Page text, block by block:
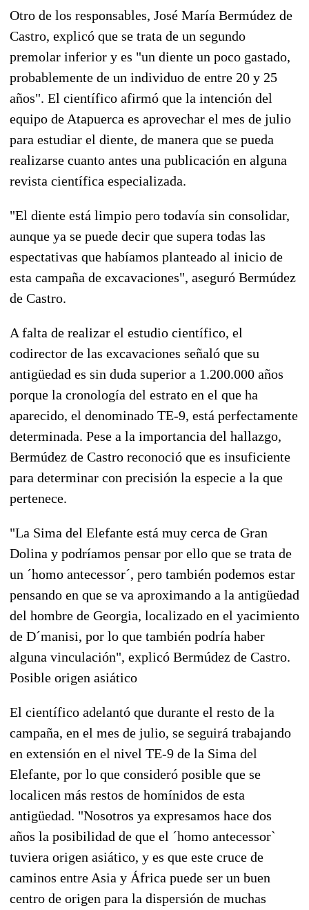
Otro de los responsables, José María Bermúdez de
Castro, explicó que se trata de un segundo
premolar inferior y es "un diente un poco gastado,
probablemente de un individuo de entre 20 y 25
años". El científico afirmó que la intención del
equipo de Atapuerca es aprovechar el mes de julio
para estudiar el diente, de manera que se pueda
realizarse cuanto antes una publicación en alguna
revista científica especializada.
"El diente está limpio pero todavía sin consolidar,
aunque ya se puede decir que supera todas las
espectativas que habíamos planteado al inicio de
esta campaña de excavaciones", aseguró Bermúdez
de Castro.
A falta de realizar el estudio científico, el
codirector de las excavaciones señaló que su
antigüedad es sin duda superior a 1.200.000 años
porque la cronología del estrato en el que ha
aparecido, el denominado TE-9, está perfectamente
determinada. Pese a la importancia del hallazgo,
Bermúdez de Castro reconoció que es insuficiente
para determinar con precisión la especie a la que
pertenece.
"La Sima del Elefante está muy cerca de Gran
Dolina y podríamos pensar por ello que se trata de
un ´homo antecessor´, pero también podemos estar
pensando en que se va aproximando a la antigüedad
del hombre de Georgia, localizado en el yacimiento
de D´manisi, por lo que también podría haber
alguna vinculación", explicó Bermúdez de Castro.
Posible origen asiático
El científico adelantó que durante el resto de la
campaña, en el mes de julio, se seguirá trabajando
en extensión en el nivel TE-9 de la Sima del
Elefante, por lo que consideró posible que se
localicen más restos de homínidos de esta
antigüedad. "Nosotros ya expresamos hace dos
años la posibilidad de que el ´homo antecessor`
tuviera origen asiático, y es que este cruce de
caminos entre Asia y África puede ser un buen
centro de origen para la dispersión de muchas